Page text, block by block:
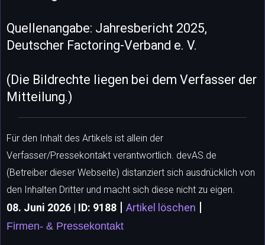
Quellenangabe: Jahresbericht 2025,
Deutscher Factoring-Verband e. V.
(Die Bildrechte liegen bei dem Verfasser der
Mitteilung.)
Für den Inhalt des Artikels ist allein der
Verfasser/Pressekontakt verantwortlich. devAS.de
(Betreiber dieser Webseite) distanziert sich ausdrücklich von
den Inhalten Dritter und macht sich diese nicht zu eigen.
08. Juni 2026 | ID: 9188 | Artikel löschen |
Firmen- & Pressekontakt